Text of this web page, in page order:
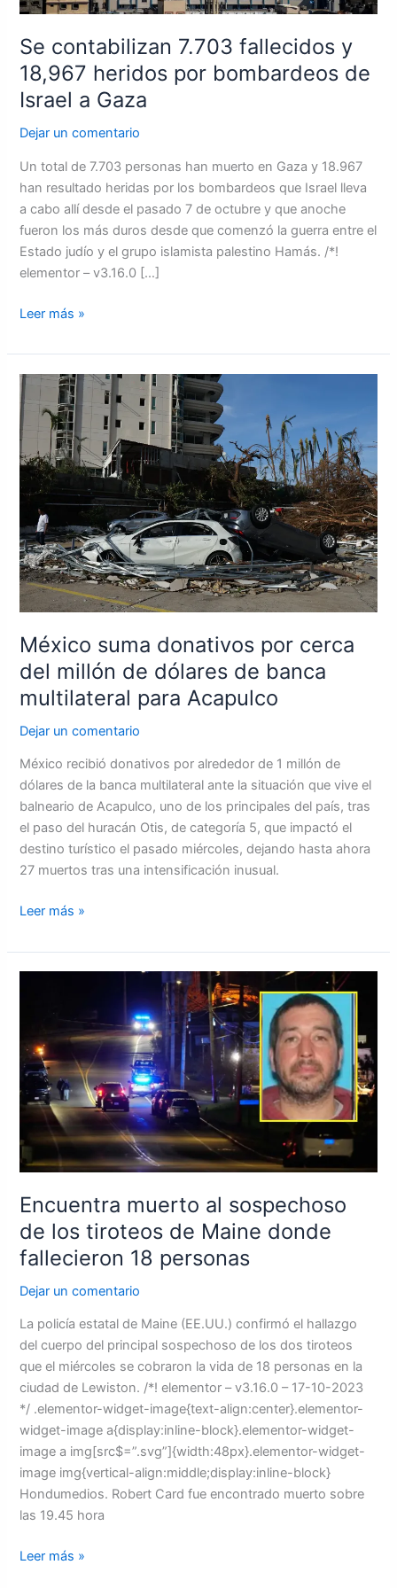
Se contabilizan 7.703 fallecidos y
18,967 heridos por bombardeos de
Israel a Gaza
Dejar un comentario
Un total de 7.703 personas han muerto en Gaza y 18.967
han resultado heridas por los bombardeos que Israel lleva
a cabo allí desde el pasado 7 de octubre y que anoche
fueron los más duros desde que comenzó la guerra entre el
Estado judío y el grupo islamista palestino Hamás. /*!
elementor – v3.16.0 […]
Gaza
Leer más »
México suma donativos por cerca
del millón de dólares de banca
multilateral para Acapulco
Dejar un comentario
México recibió donativos por alrededor de 1 millón de
dólares de la banca multilateral ante la situación que vive el
balneario de Acapulco, uno de los principales del país, tras
el paso del huracán Otis, de categoría 5, que impactó el
destino turístico el pasado miércoles, dejando hasta ahora
27 muertos tras una intensificación inusual.
México
suma
donativos
por
cerca
del
millón
de
dólares
de
banca
multilateral
para
Acapulco
Leer más »
Encuentra muerto al sospechoso
de los tiroteos de Maine donde
fallecieron 18 personas
Dejar un comentario
La policía estatal de Maine (EE.UU.) confirmó el hallazgo
del cuerpo del principal sospechoso de los dos tiroteos
que el miércoles se cobraron la vida de 18 personas en la
ciudad de Lewiston. /*! elementor – v3.16.0 – 17-10-2023
*/ .elementor-widget-image{text-align:center}.elementor-
widget-image a{display:inline-block}.elementor-widget-
image a img[src$=”.svg”]{width:48px}.elementor-widget-
image img{vertical-align:middle;display:inline-block}
Hondumedios. Robert Card fue encontrado muerto sobre
las 19.45 hora
sospechoso
de
los
tiroteos
Maine
donde
fallecieron
18
personas
Leer más »